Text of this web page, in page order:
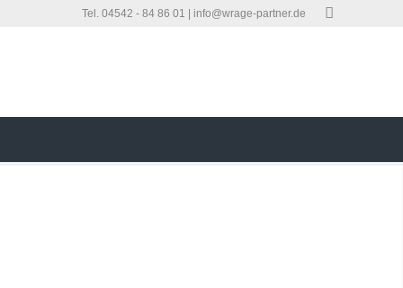
Tel. 04542 - 84 86 01 | info@wrage-partner.de